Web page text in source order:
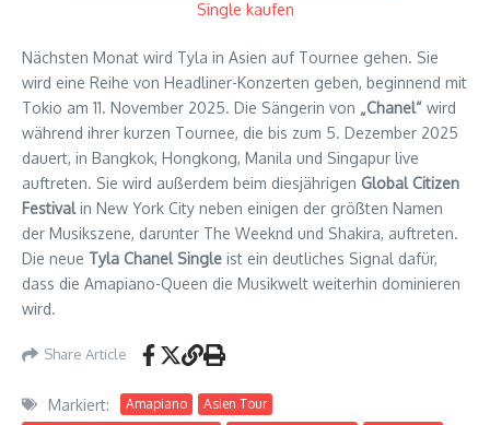
Single kaufen
Nächsten Monat wird Tyla in Asien auf Tournee gehen. Sie
wird eine Reihe von Headliner-Konzerten geben, beginnend mit
Tokio am 11. November 2025. Die Sängerin von „Chanel“ wird
während ihrer kurzen Tournee, die bis zum 5. Dezember 2025
dauert, in Bangkok, Hongkong, Manila und Singapur live
auftreten. Sie wird außerdem beim diesjährigen Global Citizen
Festivalin New York City neben einigen der größten Namen
der Musikszene, darunter The Weeknd und Shakira, auftreten.
Die neue Tyla Chanel Single ist ein deutliches Signal dafür,
dass die Amapiano-Queen die Musikwelt weiterhin dominieren
wird.
Share Article
Markiert: Amapiano
Asien Tour